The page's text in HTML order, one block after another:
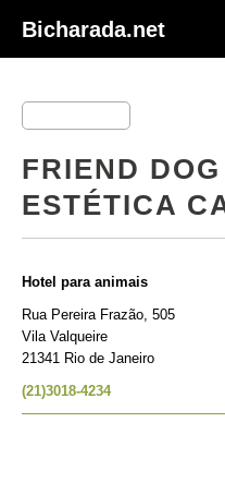
Bicharada.net
FRIEND
ESTÉTICA
Hotel para animais
Rua Pereira Frazão, 505
Vila Valqueire
21341 Rio de Janeiro
(21)3018-4234